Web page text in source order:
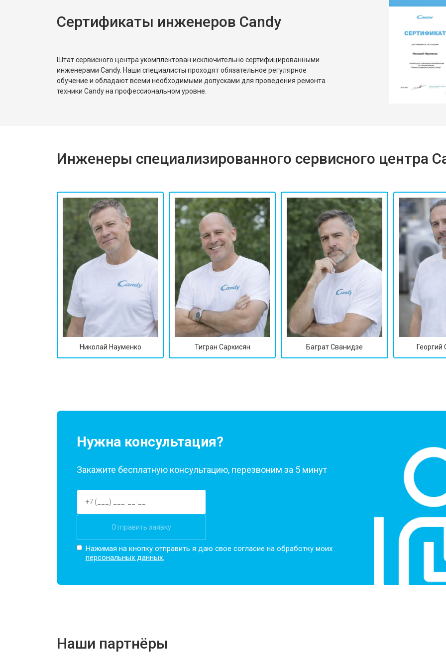
Сертификаты инженеров Candy
Штат сервисного центра укомплектован исключительно сертифицированными
инженерами Candy. Наши специалисты проходят обязательное регулярное
обучение и обладают всеми необходимыми допусками для проведения ремонта
техники Candy на профессиональном уровне.
Инженеры специализированного сервисного центра
Николай Науменко Тигран Саркисян Баграт Сванидзе Георгий
Нужна консультация?
Закажите бесплатную консультацию, перезвоним за 5 минут
Отправить заявку
Нажимая на кнопку отправить я даю свое согласие на обработку моих
персональных данных.
Наши партнёры